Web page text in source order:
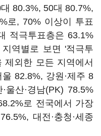
80.3%, 50대 80.7%,
로, 70% 이상이 투표
적극투표층은 63.1%
역별로 보면 '적극투
제외한 모든 지역에서
82.8%, 강원·제주 8
울산·경남(PK) 78.5%
로 전국에서 가장
대전·충청·세종